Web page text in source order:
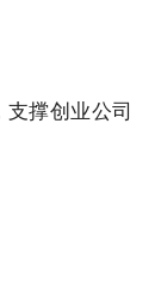
撑创业公司